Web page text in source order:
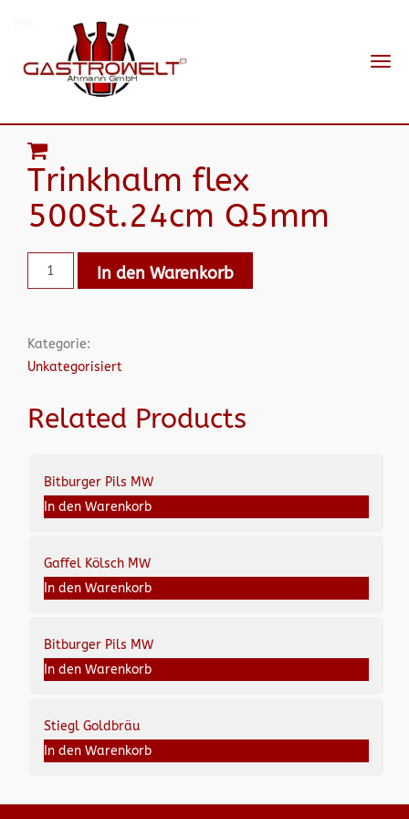
Trinkhalm flex
500St.24cm Q5mm
In den Warenkorb
Kategorie:
Unkategorisiert
Related Products
Bitburger Pils MW
In den Warenkorb
Gaffel Kölsch MW
In den Warenkorb
Bitburger Pils MW
In den Warenkorb
Stiegl Goldbräu
In den Warenkorb